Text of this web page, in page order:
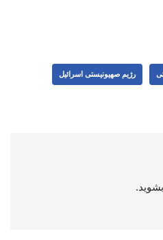
رژیم صهیونیستی اسرائیل
.